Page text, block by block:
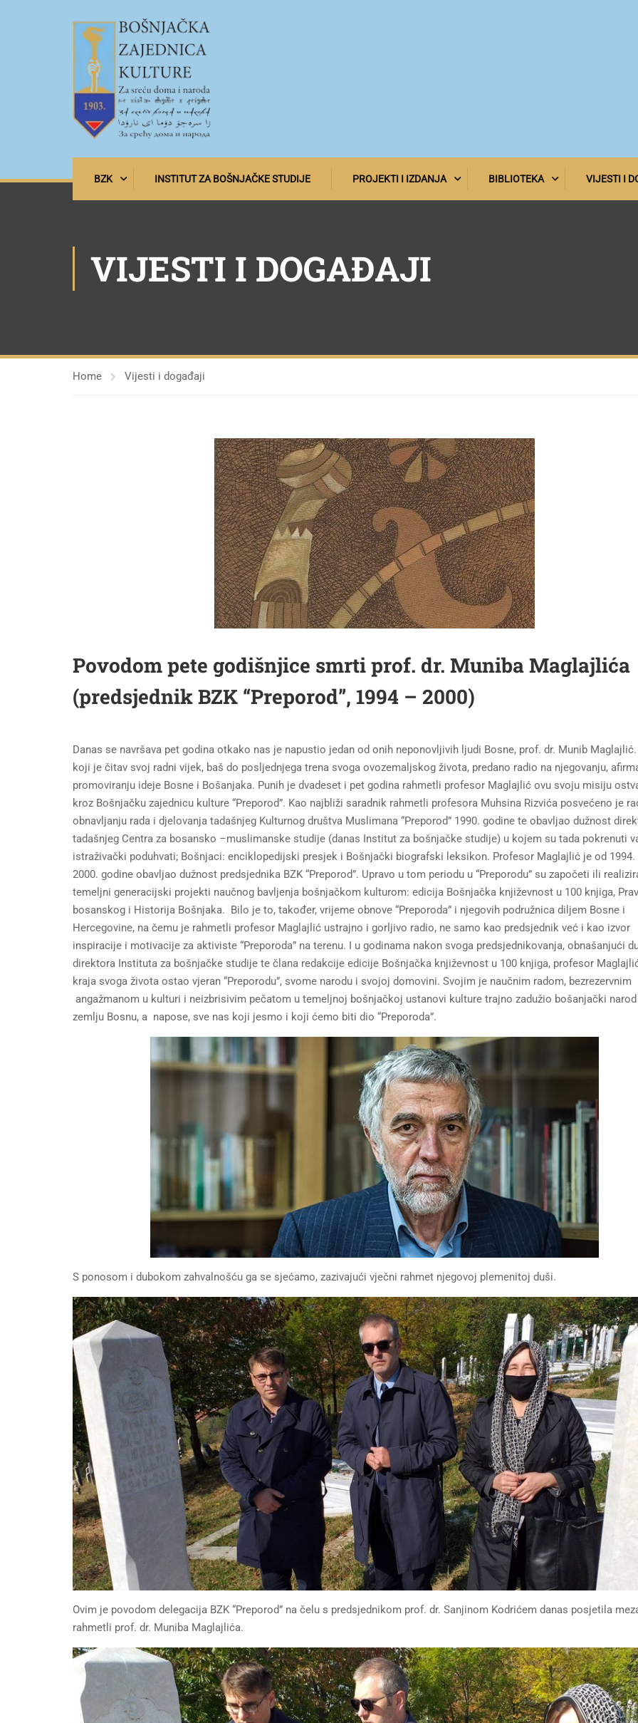
BZK INSTITUT ZA BOŠNJAČKE STUDIJE PROJEKTI I IZDANJA BIBLIOTEKA VIJESTI I
VIJESTI I DOGAĐAJI
Home Vijesti i događaji
Povodom pete godišnjice smrti prof. dr. Muniba Maglajlića
(predsjednik BZK “Preporod”, 1994 – 2000)
Danas se navršava pet godina otkako nas je napustio jedan od onih neponovljivih ljudi Bosne, prof. dr. Munib
koji je čitav svoj radni vijek, baš do posljednjega trena svoga ovozemaljskog života, predano radio na njegovanju,
promoviranju ideje Bosne i Bošanjaka. Punih je dvadeset i pet godina rahmetli profesor Maglajlić ovu svoju misiju
kroz Bošnjačku zajednicu kulture “Preporod”. Kao najbliži saradnik rahmetli profesora Muhsina Rizvića posvećeno je
obnavljanju rada i djelovanja tadašnjeg Kulturnog društva Muslimana “Preporod” 1990. godine te obavljao dužnost
tadašnjeg Centra za bosansko –muslimanske studije (danas Institut za bošnjačke studije) u kojem su tada pokrenuti
istraživački poduhvati; Bošnjaci: enciklopedijski presjek i Bošnjački biografski leksikon. Profesor Maglajlić je od 1994.
2000. godine obavljao dužnost predsjednika BZK “Preporod”. Upravo u tom periodu u “Preporodu” su započeti ili
temeljni generacijski projekti naučnog bavljenja bošnjačkom kulturom: edicija Bošnjačka književnost u 100 knjiga,
bosanskog i Historija Bošnjaka. Bilo je to, također, vrijeme obnove “Preporoda” i njegovih podružnica diljem Bosne i
Hercegovine, na čemu je rahmetli profesor Maglajlić ustrajno i gorljivo radio, ne samo kao predsjednik već i kao izvor
inspiracije i motivacije za aktiviste “Preporoda” na terenu. I u godinama nakon svoga predsjednikovanja, obnašanjući
direktora Instituta za bošnjačke studije te člana redakcije edicije Bošnjačka književnost u 100 knjiga, profesor
kraja svoga života ostao vjeran “Preporodu”, svome narodu i svojoj domovini. Svojim je naučnim radom, bezrezervnim
angažmanom u kulturi i neizbrisivim pečatom u temeljnoj bošnjačkoj ustanovi kulture trajno zadužio bošanjački
zemlju Bosnu, a napose, sve nas koji jesmo i koji ćemo biti dio “Preporoda”.
S ponosom i dubokom zahvalnošću ga se sjećamo, zazivajući vječni rahmet njegovoj plemenitoj duši.
Ovim je povodom delegacija BZK “Preporod” na čelu s predsjednikom prof. dr. Sanjinom Kodrićem danas posjetila
rahmetli prof. dr. Muniba Maglajlića.